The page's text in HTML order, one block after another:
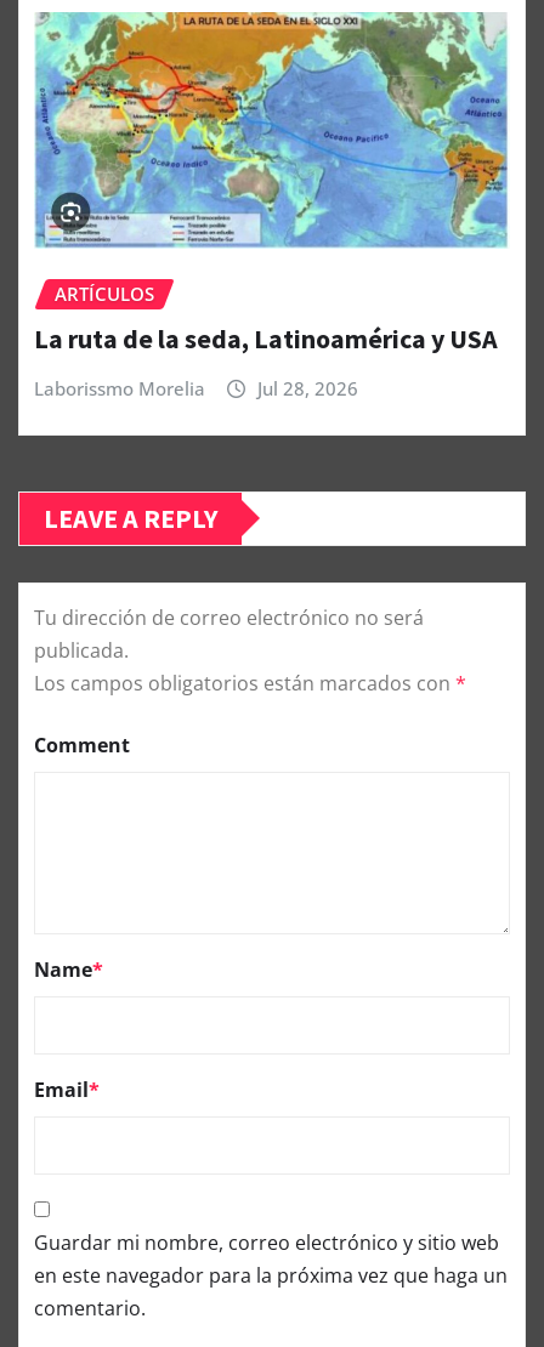
ARTÍCULOS
La ruta de la seda, Latinoamérica y USA
Laborissmo Morelia Jul 28, 2026
LEAVE A REPLY
Tu dirección de correo electrónico no será
publicada.
Los campos obligatorios están marcados con *
Comment
Name*
Email*
Guardar mi nombre, correo electrónico y sitio web
en este navegador para la próxima vez que haga un
comentario.